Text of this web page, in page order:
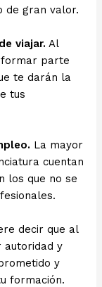
de gran valor.
viajar. Al
parte
te darán la
tus
La mayor
cuentan
los que no se
decir que al
autoridad y
y
formación.